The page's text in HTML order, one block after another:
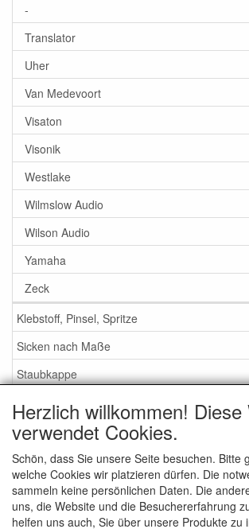
-
Translator
Uher
Van Medevoort
Visaton
Visonik
Westlake
Wilmslow Audio
Wilson Audio
Yamaha
Zeck
Klebstoff, Pinsel, Spritze
Sicken nach Maße
Staubkappe
Service
Schaumstoff oder Gummi Sicken?
Wichtig bei Bestellung
Herzlich willkommen! Diese
verwendet Cookies.
Schön, dass Sie unsere Seite besuchen. Bitte
welche Cookies wir platzieren dürfen. Die
sammeln keine persönlichen Daten. Die
uns, die Website und die Besuchererfahrung
helfen uns auch, Sie über unsere Produkte zu